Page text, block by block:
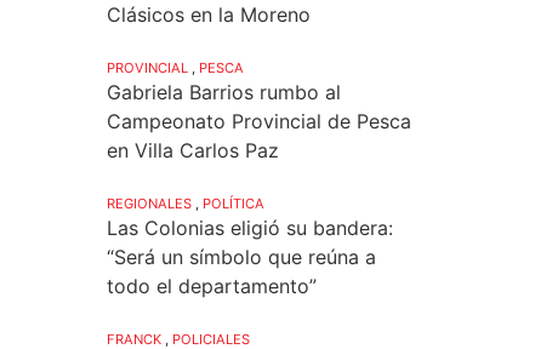
Clásicos en la Moreno
PROVINCIAL PESCA
Gabriela Barrios rumbo al
Campeonato Provincial de Pesca
en Villa Carlos Paz
REGIONALES POLÍTICA
Las Colonias eligió su bandera:
“Será un símbolo que reúna a
todo el departamento”
FRANCK POLICIALES